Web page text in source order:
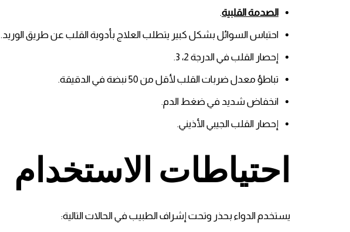
الصدمة القلبية.
احتباس السوائل بشكل كبير يتطلب العلاج بأدوية القلب عن طريق الوريد.
إحصار القلب في الدرجة 2، 3.
تباطؤ معدل ضربات القلب لأقل من 50 نبضة في الدقيقة.
انخفاض شديد في ضغط الدم.
إحصار القلب الجيبي الأذيني.
احتياطات الاستخدام
يستخدم الدواء بحذر وتحت إشراف الطبيب في الحالات التالية: